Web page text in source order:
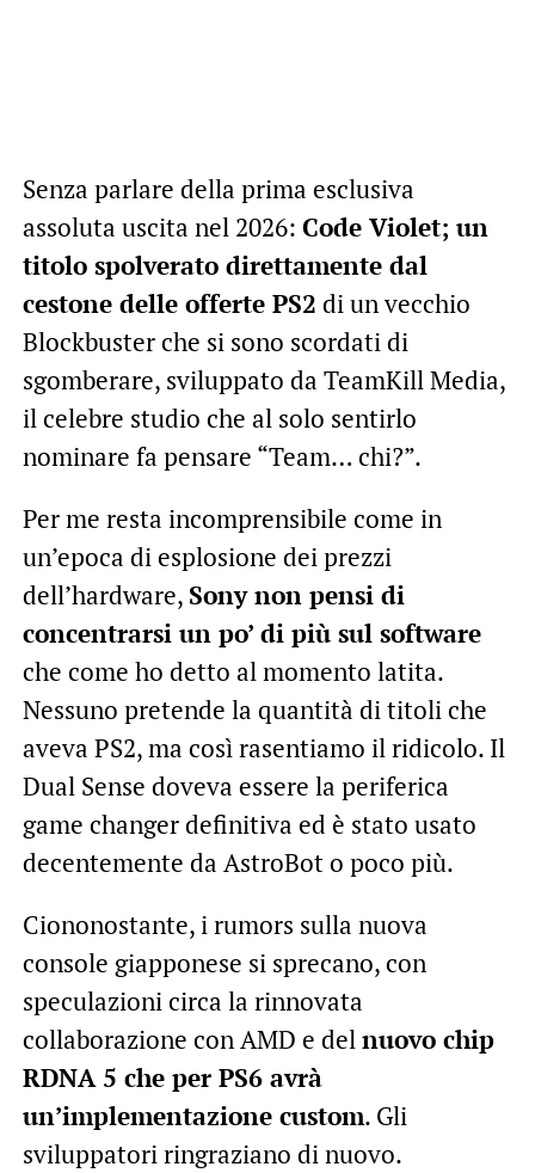
Senza parlare della prima esclusiva
assoluta uscita nel 2026: Code Violet; un
titolo spolverato direttamente dal
cestone delle offerte PS2 di un vecchio
Blockbuster che si sono scordati di
sgomberare, sviluppato da TeamKill Media,
il celebre studio che al solo sentirlo
nominare fa pensare “Team… chi?”.
Per me resta incomprensibile come in
un’epoca di esplosione dei prezzi
dell’hardware, Sony non pensi di
concentrarsi un po’ di più sul software
che come ho detto al momento latita.
Nessuno pretende la quantità di titoli che
aveva PS2, ma così rasentiamo il ridicolo. Il
Dual Sense doveva essere la periferica
game changer definitiva ed è stato usato
decentemente da AstroBot o poco più.
Ciononostante, i rumors sulla nuova
console giapponese si sprecano, con
speculazioni circa la rinnovata
collaborazione con AMD e delnuovo chip
RDNA 5 che per PS6 avrà
un’implementazione custom. Gli
sviluppatori ringraziano di nuovo.